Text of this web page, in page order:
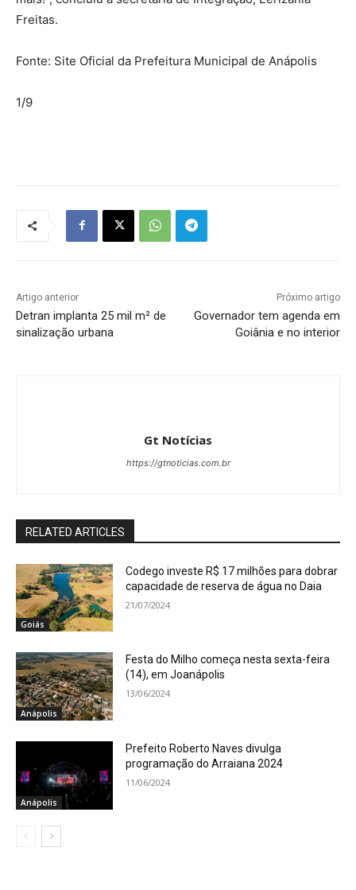
Freitas.
Fonte: Site Oficial da Prefeitura Municipal de Anápolis
1/9
Artigo anterior
Detran implanta 25 mil m² de
sinalização urbana
Próximo artigo
Governador tem agenda em
Goiânia e no interior
Gt Notícias
https://gtnoticias.com.br
RELATED ARTICLES
Goiás
Codego investe R$ 17 milhões para dobrar
capacidade de reserva de água no Daia
21/07/2024
Anápolis
Festa do Milho começa nesta sexta-feira
(14), em Joanápolis
13/06/2024
Anápolis
Prefeito Roberto Naves divulga
programação do Arraiana 2024
11/06/2024